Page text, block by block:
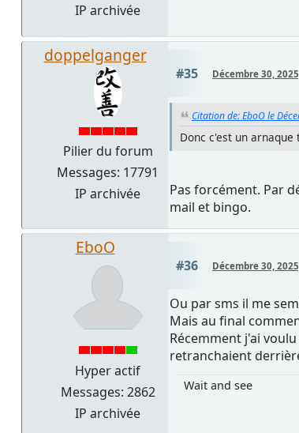
IP archivée
doppelganger
Pilier du forum
Messages: 17791
IP archivée
#35 Décembre 30,
Citation de: EboO le
Donc c'est un
Pas forcément. Par
mail et bingo.
EboO
Hyper actif
Messages: 2862
IP archivée
#36 Décembre 30,
Ou par sms il me
Mais au final
Récemment j'ai
retranchaient
Wait and see